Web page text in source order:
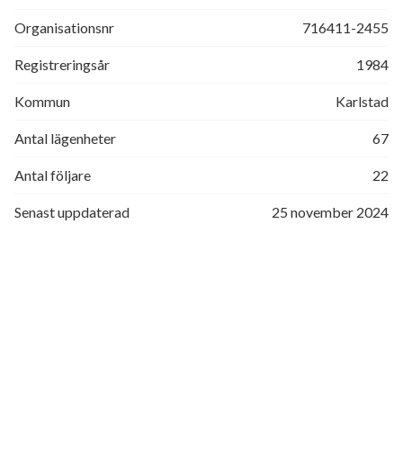
Organisationsnr 716411-2455
Registreringsår 1984
Kommun Karlstad
Antal lägenheter 67
Antal följare 22
Senast uppdaterad 25 november 2024